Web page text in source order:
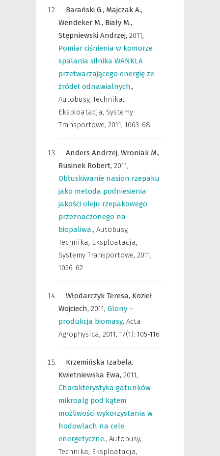
Barański G., Majczak A.,
Wendeker M., Biały M.,
Stępniewski Andrzej, 2011,
Pomiar ciśnienia w komorze
spalania silnika WANKLA
przetwarzającego energię ze
źródeł odnawialnych.,
Autobusy, Technika,
Eksploatacja, Systemy
Transportowe, 2011, 1063-68
Anders Andrzej, Wroniak M.,
Rusinek Robert, 2011,
Obłuskiwanie nasion rzepaku
jako metoda podniesienia
jakości oleju rzepakowego
przeznaczonego na
biopaliwa., Autobusy,
Technika, Eksploatacja,
Systemy Transportowe, 2011,
1056-62
Włodarczyk Teresa, Kozieł
Wojciech, 2011, Glony –
produkcja biomasy, Acta
Agrophysica, 2011, 17(1): 105-116
Krzemińska Izabela,
Kwietniewska Ewa, 2011,
Charakterystyka gatunków
mikroalg pod kątem
możliwości wykorzystania w
hodowlach na cele
energetyczne., Autobusy,
Technika, Eksploatacja,